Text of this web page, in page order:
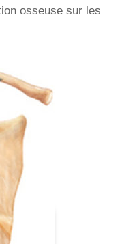
osseuse sur les